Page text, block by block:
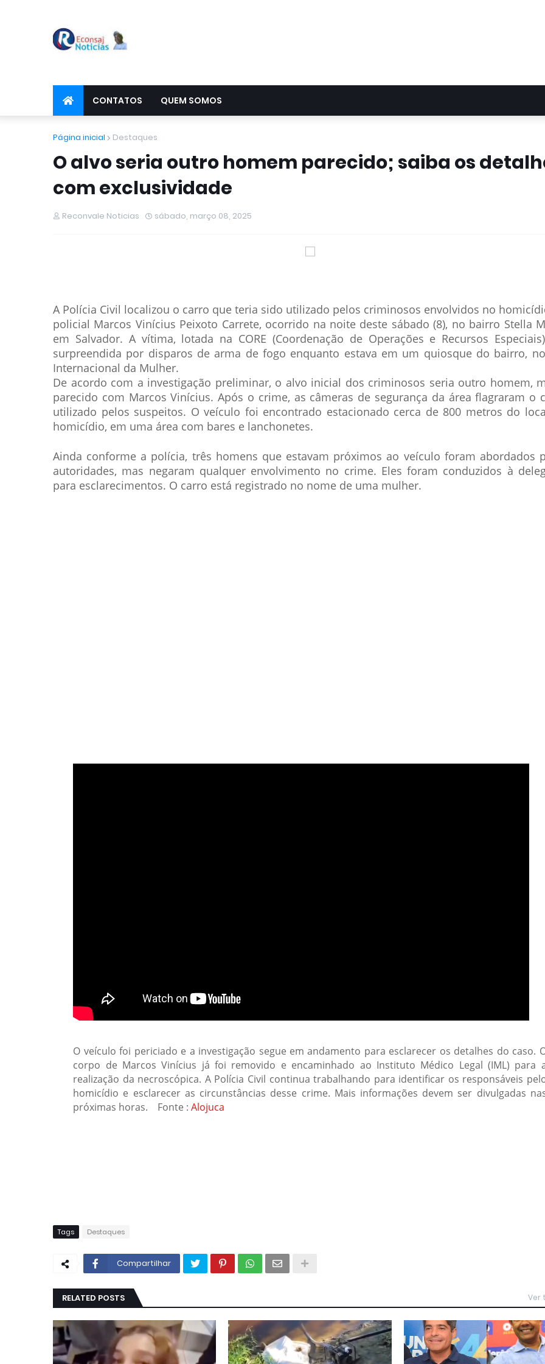
CONTATOS QUEM SOMOS
Página inicial Destaques
O alvo seria outro homem parecido; saiba os
com exclusividade
Reconvale Noticias sábado, março 08, 2025
A Polícia Civil localizou o carro que teria sido utilizado pelos criminosos envolvidos no
policial Marcos Vinícius Peixoto Carrete, ocorrido na noite deste sábado (8), no bairro Stella
em Salvador. A vítima, lotada na CORE (Coordenação de Operações e Recursos
surpreendida por disparos de arma de fogo enquanto estava em um quiosque do bairro,
Internacional da Mulher.
De acordo com a investigação preliminar, o alvo inicial dos criminosos seria outro homem,
parecido com Marcos Vinícius. Após o crime, as câmeras de segurança da área flagraram o
utilizado pelos suspeitos. O veículo foi encontrado estacionado cerca de 800 metros do
homicídio, em uma área com bares e lanchonetes.
Ainda conforme a polícia, três homens que estavam próximos ao veículo foram abordados
autoridades, mas negaram qualquer envolvimento no crime. Eles foram conduzidos à
para esclarecimentos. O carro está registrado no nome de uma mulher.
O veículo foi periciado e a investigação segue em andamento para esclarecer os detalhes do caso.
corpo de Marcos Vinícius já foi removido e encaminhado ao Instituto Médico Legal (IML) para
realização da necroscópica. A Polícia Civil continua trabalhando para identificar os responsáveis
homicídio e esclarecer as circunstâncias desse crime. Mais informações devem ser divulgadas
próximas horas. Fonte :Alojuca
Tags Destaques
Compartilhar
RELATED POSTS Ver